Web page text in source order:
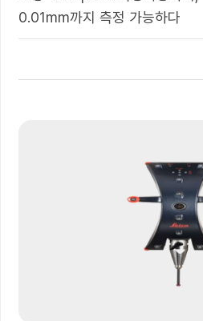
0.01mm까지 측정 가능하다